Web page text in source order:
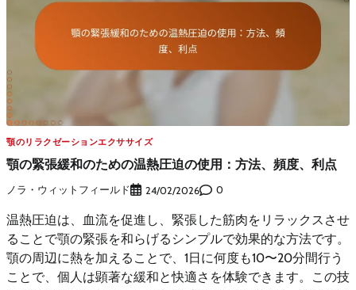
顎のリラクゼーションエクササイズ
顎の緊張緩和のための温熱圧迫の使用：方法、頻度、利点
ノラ・ウィットフィールド 24/02/2026 0
温熱圧迫は、血流を促進し、緊張した筋肉をリラックスさせ
ることで顎の緊張を和らげるシンプルで効果的な方法です。
顎の周辺に熱を加えることで、1日に何度も10〜20分間行う
ことで、個人は顕著な緩和と快適さを体験できます。この技